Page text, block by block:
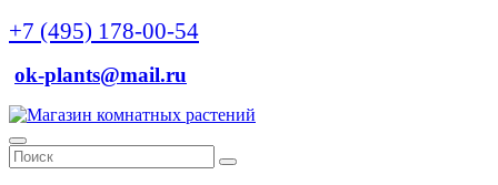
+7 (495) 178-00-54
ok-plants@mail.ru